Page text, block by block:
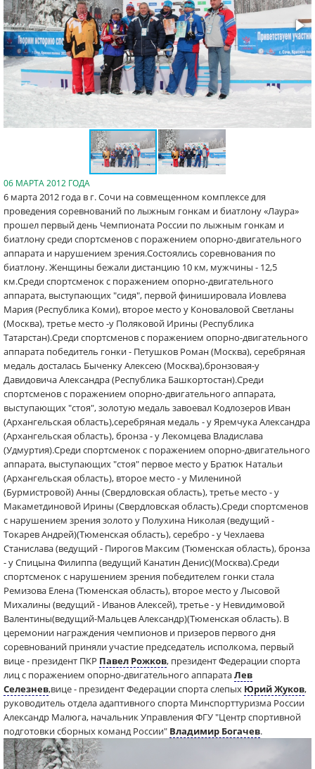
06 МАРТА 2012 ГОДА
6 марта 2012 года в г. Сочи на совмещенном комплексе для
проведения соревнований по лыжным гонкам и биатлону «Лаура»
прошел первый день Чемпионата России по лыжным гонкам и
биатлону среди спортсменов с поражением опорно-двигательного
аппарата и нарушением зрения.Состоялись соревнования по
биатлону. Женщины бежали дистанцию 10 км, мужчины - 12,5
км.Среди спортсменок с поражением опорно-двигательного
аппарата, выступающих "сидя", первой финишировала Иовлева
Мария (Республика Коми), второе место у Коноваловой Светланы
(Москва), третье место -у Поляковой Ирины (Республика
Татарстан).Среди спортсменов с поражением опорно-двигательного
аппарата победитель гонки - Петушков Роман (Москва), серебряная
медаль досталась Быченку Алексею (Москва),бронзовая-у
Давидовича Александра (Республика Башкортостан).Среди
спортсменов с поражением опорно-двигательного аппарата,
выступающих "стоя", золотую медаль завоевал Кодлозеров Иван
(Архангельская область),серебряная медаль - у Яремчука Александра
(Архангельская область), бронза - у Лекомцева Владислава
(Удмуртия).Среди спортсменок с поражением опорно-двигательного
аппарата, выступающих "стоя" первое место у Братюк Натальи
(Архангельская область), второе место - у Милениной
(Бурмистровой) Анны (Свердловская область), третье место - у
Макаметдиновой Ирины (Свердловская область).Среди спортсменов
с нарушением зрения золото у Полухина Николая (ведущий -
Токарев Андрей)(Тюменская область), серебро - у Чехлаева
Станислава (ведущий - Пирогов Максим (Тюменская область), бронза
- у Спицына Филиппа (ведущий Канатин Денис)(Москва).Среди
спортсменок с нарушением зрения победителем гонки стала
Ремизова Елена (Тюменская область), второе место у Лысовой
Михалины (ведущий - Иванов Алексей), третье - у Невидимовой
Валентины(ведущий-Мальцев Александр)(Тюменская область). В
церемонии награждения чемпионов и призеров первого дня
соревнований приняли участие председатель исполкома, первый
вице - президент ПКР Павел Рожков, президент Федерации спорта
лиц с поражением опорно-двигательного аппаратаЛев
Селезнев,вице - президент Федерации спорта слепых Юрий Жуков,
руководитель отдела адаптивного спорта Минспорттуризма России
Александр Малюга, начальник Управления ФГУ "Центр спортивной
подготовки сборных команд России" Владимир Богачев.